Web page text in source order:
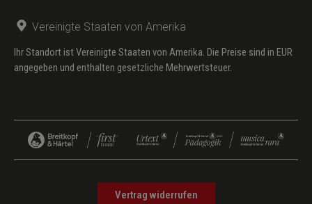
Vereinigte Staaten von Amerika
Ihr Standort ist Vereinigte Staaten von Amerika. Die Preise sind in EUR
angegeben und enthalten gesetzliche Mehrwertsteuer.
Vertrag widerrufen